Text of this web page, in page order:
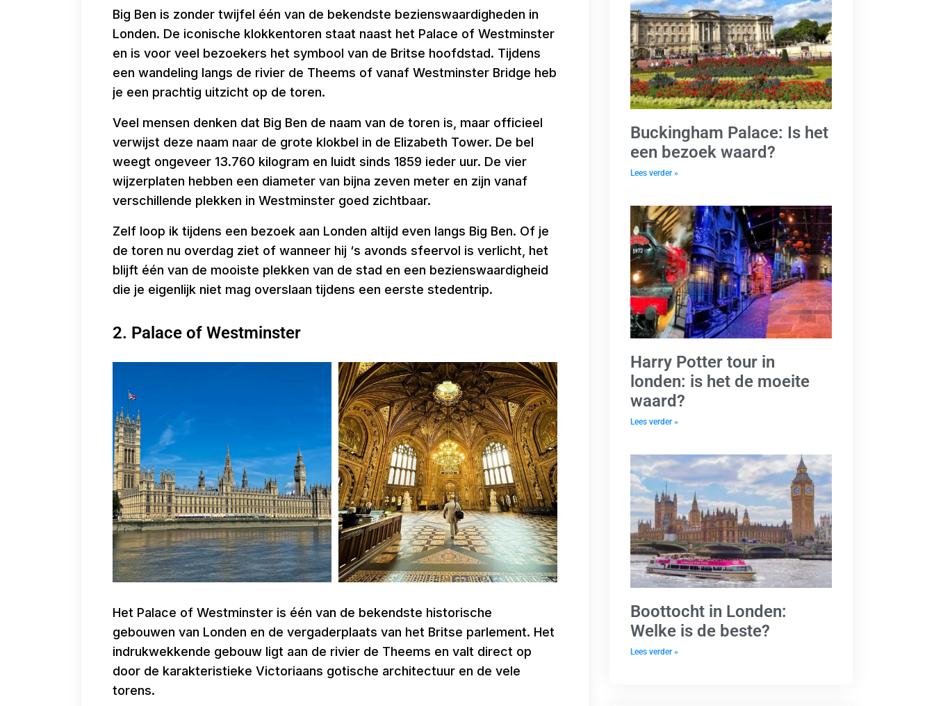
Big Ben is zonder twijfel één van de bekendste bezienswaardigheden in
Londen. De iconische klokkentoren staat naast het Palace of Westminster
en is voor veel bezoekers het symbool van de Britse hoofdstad. Tijdens
een wandeling langs de rivier de Theems of vanaf Westminster Bridge heb
je een prachtig uitzicht op de toren.
Veel mensen denken dat Big Ben de naam van de toren is, maar officieel
verwijst deze naam naar de grote klokbel in de Elizabeth Tower. De bel
weegt ongeveer 13.760 kilogram en luidt sinds 1859 ieder uur. De vier
wijzerplaten hebben een diameter van bijna zeven meter en zijn vanaf
verschillende plekken in Westminster goed zichtbaar.
Zelf loop ik tijdens een bezoek aan Londen altijd even langs Big Ben. Of je
de toren nu overdag ziet of wanneer hij ‘s avonds sfeervol is verlicht, het
blijft één van de mooiste plekken van de stad en een bezienswaardigheid
die je eigenlijk niet mag overslaan tijdens een eerste stedentrip.
2. Palace of Westminster
Het Palace of Westminster is één van de bekendste historische
gebouwen van Londen en de vergaderplaats van het Britse parlement. Het
indrukwekkende gebouw ligt aan de rivier de Theems en valt direct op
door de karakteristieke Victoriaans gotische architectuur en de vele
torens.
Buckingham Palace: Is het
een bezoek waard?
Lees verder »
Harry Potter tour in
londen: is het de moeite
waard?
Lees verder »
Boottocht in Londen:
Welke is de beste?
Lees verder »